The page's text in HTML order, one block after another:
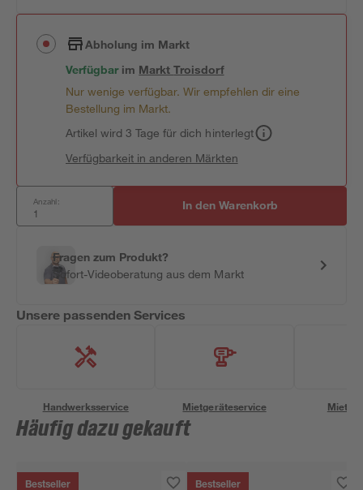
Abholung im Markt
Verfügbar im MarktTroisdorf
Nur wenige verfügbar. Wir empfehlen dir eine
Bestellung im Markt.
Artikel wird 3 Tage für dich hinterlegt
Verfügbarkeit in anderen Märkten
Anzahl: In den Warenkorb
Fragen zum Produkt?
Sofort-Videoberatung aus dem Markt
Unsere passenden Services
Handwerksservice Mietgeräteservice
Häufig dazu gekauft
Bestseller Bestseller